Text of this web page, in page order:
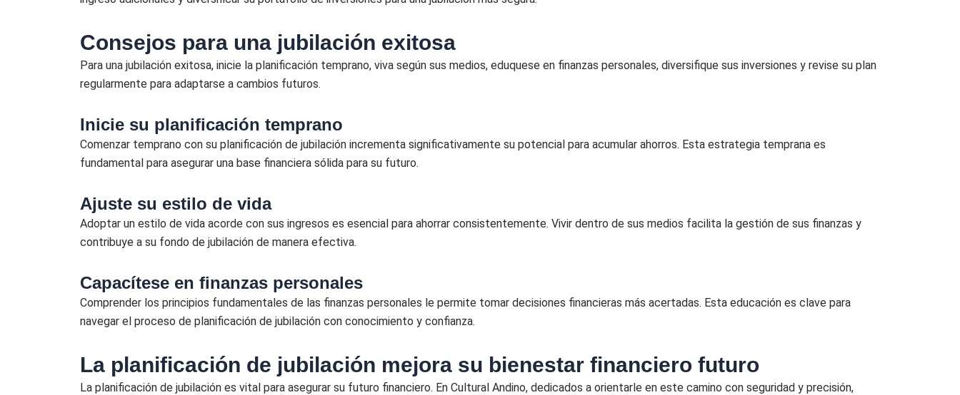
Consejos para una jubilación exitosa
Para una jubilación exitosa, inicie la planificación temprano, viva según sus medios, eduquese en finanzas personales, diversifique sus inversiones y revise su plan
regularmente para adaptarse a cambios futuros.
Inicie su planificación temprano
Comenzar temprano con su planificación de jubilación incrementa significativamente su potencial para acumular ahorros. Esta estrategia temprana es
fundamental para asegurar una base financiera sólida para su futuro.
Ajuste su estilo de vida
Adoptar un estilo de vida acorde con sus ingresos es esencial para ahorrar consistentemente. Vivir dentro de sus medios facilita la gestión de sus finanzas y
contribuye a su fondo de jubilación de manera efectiva.
Capacítese en finanzas personales
Comprender los principios fundamentales de las finanzas personales le permite tomar decisiones financieras más acertadas. Esta educación es clave para
navegar el proceso de planificación de jubilación con conocimiento y confianza.
La planificación de jubilación mejora su bienestar financiero futuro
La planificación de jubilación es vital para asegurar su futuro financiero. En Cultural Andino, dedicados a orientarle en este camino con seguridad y precisión,